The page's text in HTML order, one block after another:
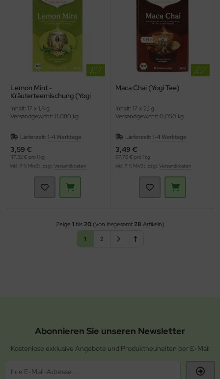
Lemon Mint -
Kräuterteemischung (Yogi
Inhalt: 17 x 1,8 g
Versandgewicht: 0,080 kg
Lieferzeit: 1-4 Werktage
3,59 €
117,32 € pro 1 kg
inkl. 7 % MwSt. zzgl. Versandkosten
Maca Chai (Yogi Tee)
Inhalt: 17 x 2,1 g
Versandgewicht: 0,050 kg
Lieferzeit: 1-4 Werktage
3,49 €
97,76 € pro 1 kg
inkl. 7 % MwSt. zzgl. Versandkosten
Zeige 1bis20(von insgesamt28 Artikeln)
1
2
Abonnieren Sie unseren Newsletter
Kostenlose exklusive Angebote und Produktneuheiten per E-Mail